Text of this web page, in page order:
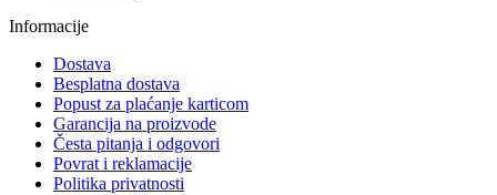
Informacije
Dostava
Besplatna dostava
Popust za plaćanje karticom
Garancija na proizvode
Česta pitanja i odgovori
Povrat i reklamacije
Politika privatnosti